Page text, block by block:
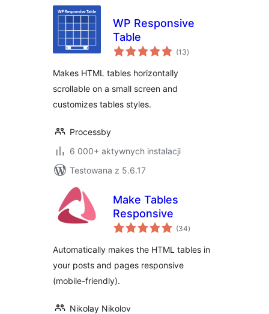
WP Responsive
Table
(13wszystkich
ocen
)
Makes HTML tables horizontally
scrollable on a small screen and
customizes tables styles.
Processby
6 000+ aktywnych instalacji
Testowana z 5.6.17
Make Tables
Responsive
(34wszystkich
ocen
)
Automatically makes the HTML tables in
your posts and pages responsive
(mobile-friendly).
Nikolay Nikolov